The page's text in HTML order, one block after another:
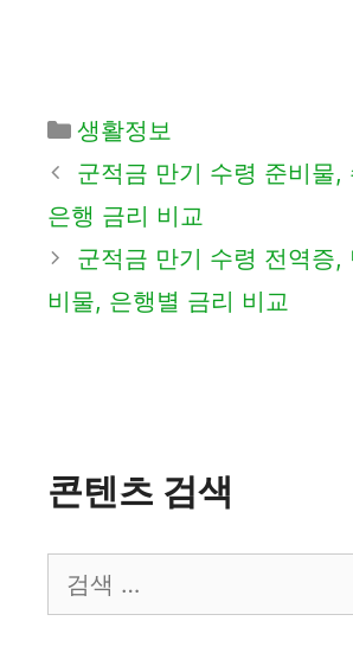
카
테
리
생활정보
군적금 만기 수령 준비물,
은행 금리 비교
군적금 만기 수령 전역증,
비물, 은행별 금리 비교
콘텐츠 검색
색: